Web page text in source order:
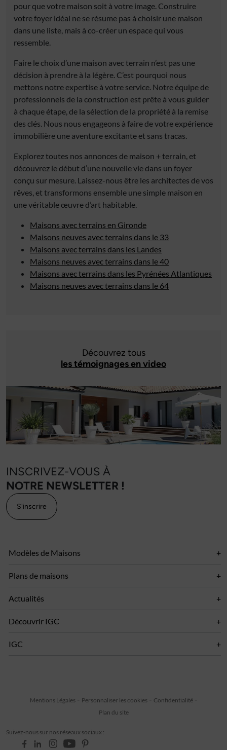
pour que votre maison soit à votre image. Construire
votre foyer idéal ne se résume pas à choisir une maison
dans une liste, mais à co-créer un espace qui vous
ressemble.
Faire le choix d’une maison avec terrain n’est pas une
décision à prendre à la légère. C’est pourquoi nous
mettons notre expertise à votre service. Notre équipe de
professionnels de la construction est prête à vous guider
à chaque étape, de la sélection de la propriété à la remise
des clés. Nous nous engageons à faire de votre expérience
immobilière une aventure excitante et sans tracas.
Explorez toutes nos annonces de maison + terrain, et
découvrez le début d’une nouvelle vie dans un foyer
conçu sur mesure. Laissez-nous être les architectes de vos
rêves, et transformons ensemble une simple maison en
une véritable œuvre d’art habitable.
Maisons avec terrains en Gironde
Maisons neuves avec terrains dans le 33
Maisons avec terrains dans les Landes
Maisons neuves avec terrains dans le 40
Maisons avec terrains dans les Pyrénées Atlantiques
Maisons neuves avec terrains dans le 64
Découvrez tous
les témoignages en video
INSCRIVEZ-VOUS À
NOTRE NEWSLETTER !
S'inscrire
Modèles de Maisons
Plans de maisons
Actualités
Découvrir IGC
IGC
Suivez-nous sur nos réseaux sociaux :
Mentions Légales Personnaliser les cookies
Confidentialité
Plan du site